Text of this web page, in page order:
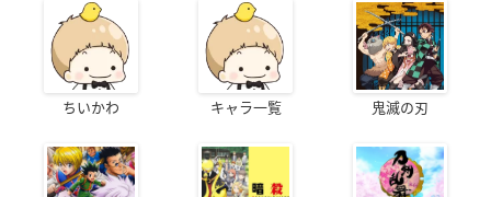
ちいかわ キャラ一覧 鬼滅の刃